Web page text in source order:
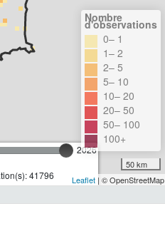
2026
41796
Nombre
d'observations
0– 1
1– 2
2– 5
5– 10
10– 20
20– 50
50– 100
100+
50 km
Leaflet| © OpenStreetMap